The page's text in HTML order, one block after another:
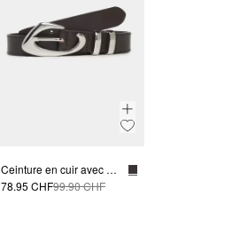
Ceinture en cuir avec boucle décorative
78.95 CHF99.90 CHF